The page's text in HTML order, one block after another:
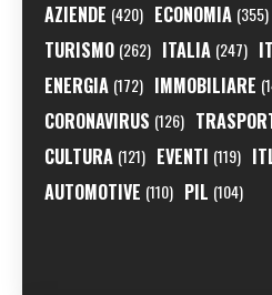
AZIENDE (420) ECONOMIA (355)
TURISMO (262) ITALIA (247)
ENERGIA (172) IMMOBILIARE
CORONAVIRUS (126)
CULTURA (121) EVENTI (119)
AUTOMOTIVE (110) PIL (104)